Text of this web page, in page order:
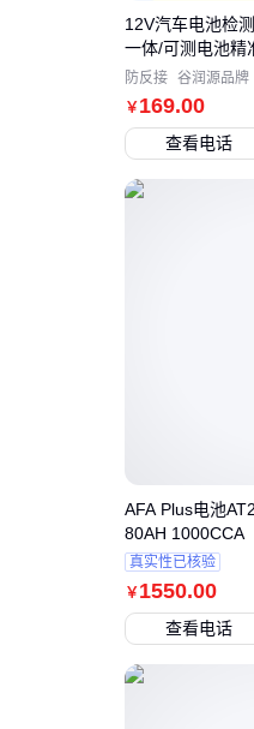
￥ 169.00
12V汽车电池检
一体/可测电池精
防反接 谷润源品牌
查看电话
￥ 1550.00
AFA Plus电池
80AH 1000CCA
真实性已核验
查看电话